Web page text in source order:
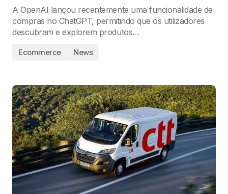
A OpenAI lançou recentemente uma funcionalidade de
compras no ChatGPT, permitindo que os utilizadores
descubram e explorem produtos…
Ecommerce News